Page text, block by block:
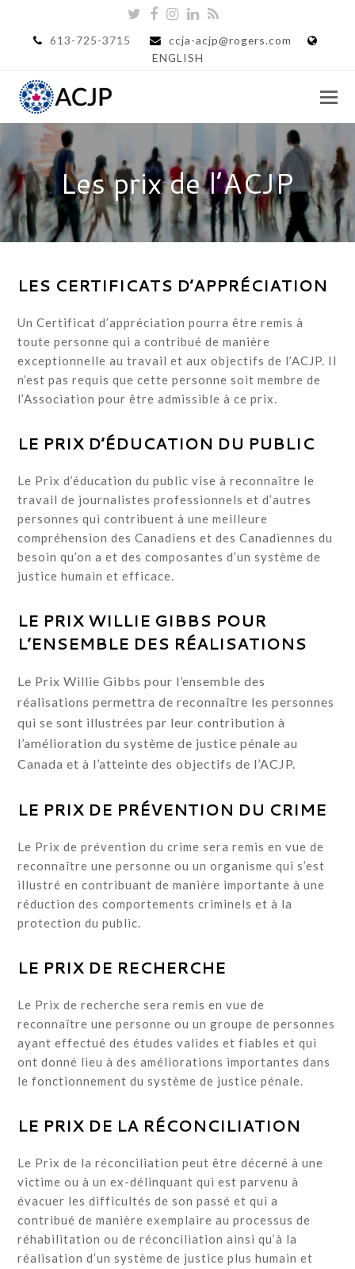
Twitter
Facebook
Instagram
LinkedIn
613-725-3715
ccja-acjp@rogers.com
ENGLISH
Les prix de l’ACJP
LES CERTIFICATS D’APPRÉCIATION
Un Certificat d’appréciation pourra être remis à
toute personne qui a contribué de manière
exceptionnelle au travail et aux objectifs de l’ACJP. Il
n’est pas requis que cette personne soit membre de
l’Association pour être admissible à ce prix.
LE PRIX D’ÉDUCATION DU PUBLIC
Le Prix d’éducation du public vise à reconnaître le
travail de journalistes professionnels et d’autres
personnes qui contribuent à une meilleure
compréhension des Canadiens et des Canadiennes du
besoin qu’on a et des composantes d’un système de
justice humain et efficace.
LE PRIX WILLIE GIBBS POUR
L’ENSEMBLE DES RÉALISATIONS
Le Prix Willie Gibbs pour l’ensemble des
réalisations permettra de reconnaître les personnes
qui se sont illustrées par leur contribution à
l’amélioration du système de justice pénale au
Canada et à l’atteinte des objectifs de l’ACJP.
LE PRIX DE PRÉVENTION DU CRIME
Le Prix de prévention du crime sera remis en vue de
reconnaître une personne ou un organisme qui s’est
illustré en contribuant de manière importante à une
réduction des comportements criminels et à la
protection du public.
LE PRIX DE RECHERCHE
Le Prix de recherche sera remis en vue de
reconnaître une personne ou un groupe de personnes
ayant effectué des études valides et fiables et qui
ont donné lieu à des améliorations importantes dans
le fonctionnement du système de justice pénale.
LE PRIX DE LA RÉCONCILIATION
Le Prix de la réconciliation peut être décerné à une
victime ou à un ex-délinquant qui est parvenu à
évacuer les difficultés de son passé et qui a
contribué de manière exemplaire au processus de
réhabilitation ou de réconciliation ainsi qu’à la
réalisation d’un système de justice plus humain et